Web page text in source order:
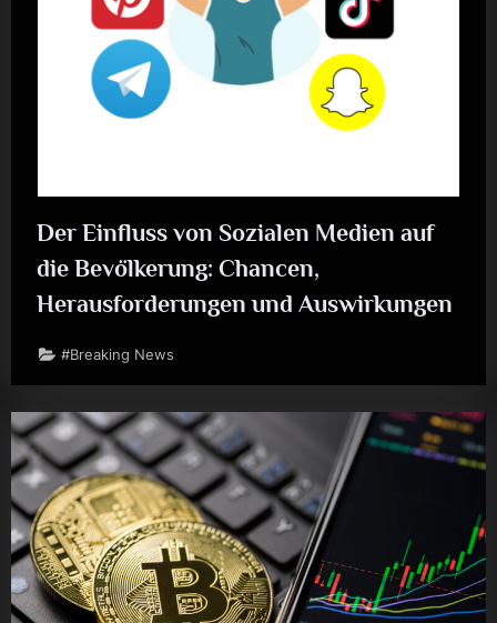
Der Einfluss von Sozialen Medien auf
die Bevölkerung: Chancen,
Herausforderungen und Auswirkungen
#Breaking News